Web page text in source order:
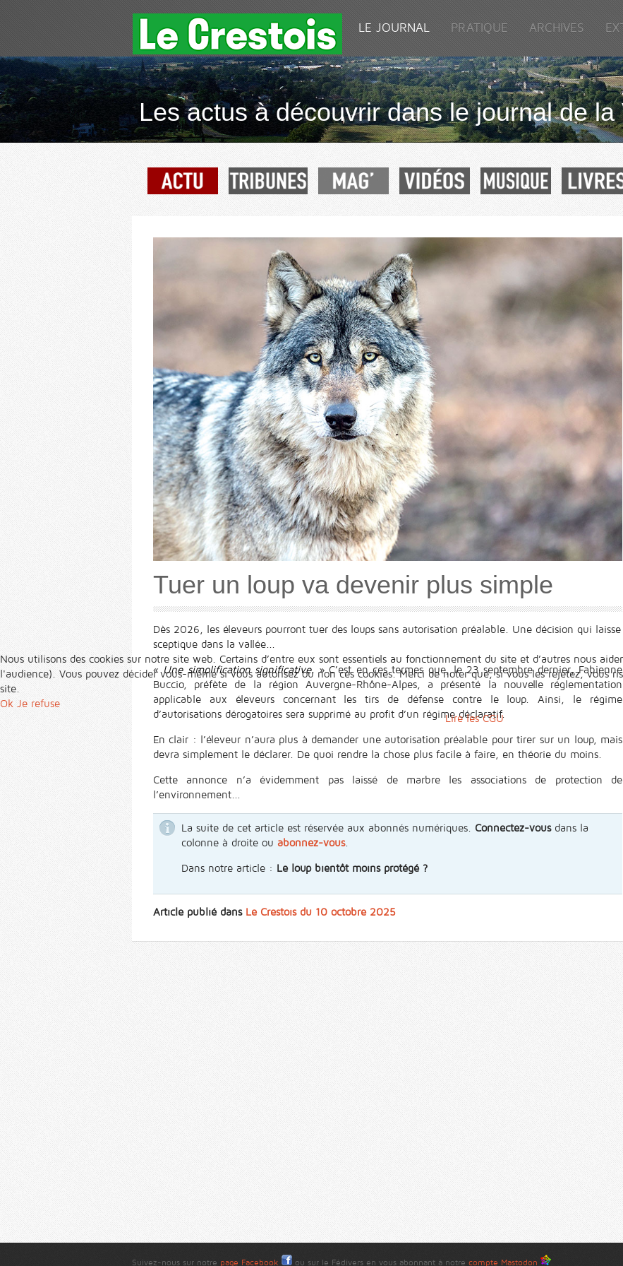
LE JOURNAL PRATIQUE ARCHIVES
Les actus à découvrir dans le journal de la
Tuer un loup va devenir plus simple
Dès 2026, les éleveurs pourront tuer des loups sans autorisation préalable. Une décision qui laisse
sceptique dans la vallée...
«Une simplification significative.» C’est en ces termes que, le 23 septembre dernier, Fabienne
Buccio, préfète de la région Auvergne-Rhône-Alpes, a présenté la nouvelle réglementation
applicable aux éleveurs concernant les tirs de défense contre le loup. Ainsi, le régime
d’autorisations dérogatoires sera supprimé au profit d’un régime déclaratif.
En clair : l’éleveur n’aura plus à demander une autorisation préalable pour tirer sur un loup, mais
devra simplement le déclarer. De quoi rendre la chose plus facile à faire, en théorie du moins.
Cette annonce n’a évidemment pas laissé de marbre les associations de protection de
l’environnement...
La suite de cet article est réservée aux abonnés numériques. Connectez-vousdans la
colonne à droite ou abonnez-vous.
Dans notre article : Le loup bientôt moins protégé ?
Article publié dans Le Crestois du 10 octobre 2025
Suivez-nous sur notre page Facebook ou sur le Fédivers en vous abonnant à notre compte Mastodon
Nous utilisons des cookies sur notre site web. Certains d’entre eux sont essentiels au fonctionnement du site et d’autres nous
l'audience). Vous pouvez décider vous-même si vous autorisez ou non ces cookies. Merci de noter que, si vous les rejetez, vous
site.
Ok Je refuse
Lire les CGU